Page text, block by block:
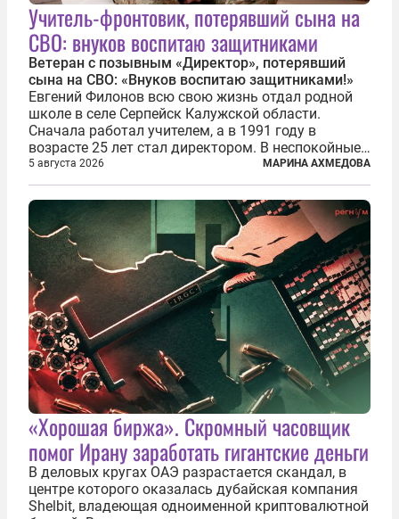
Учитель-фронтовик, потерявший сына на
СВО: внуков воспитаю защитниками
Ветеран с позывным «Директор», потерявший
сына на СВО: «Внуков воспитаю защитниками!»
Евгений Филонов всю свою жизнь отдал родной
школе в селе Серпейск Калужской области.
Сначала работал учителем, а в 1991 году в
возрасте 25 лет стал директором. В неспокойные
90-е он сумел спасти школу от закрытия и со
временем сделал ее лучшей в районе. В 2023 году
в возрасте 57 лет вслед за сыном...
5 августа 2026 МАРИНА АХМЕДОВА
«Хорошая биржа». Скромный часовщик
помог Ирану заработать гигантские деньги
В деловых кругах ОАЭ разрастается скандал, в
центре которого оказалась дубайская компания
Shelbit, владеющая одноименной криптовалютной